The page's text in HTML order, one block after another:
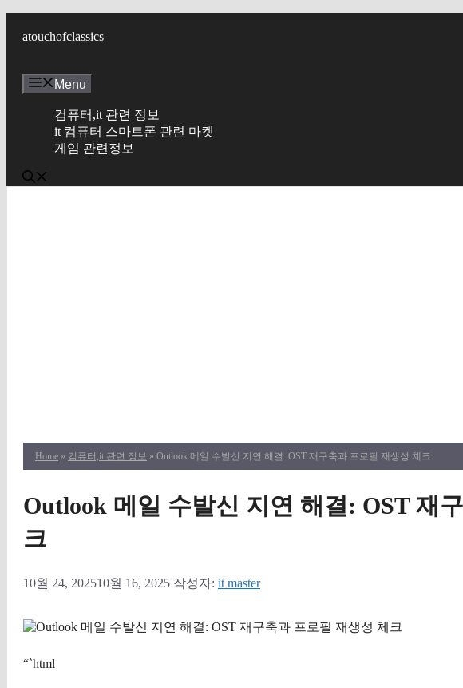
atouchofclassics
Menu
컴퓨터,it 관련 정보
it 컴퓨터 스마트폰 관련 마켓
게임 관련정보
Home » 컴퓨터,it 관련 정보 » Outlook 메일 수발신 지연 해결: OST 재구축과 프로필 재생성 체크
Outlook 메일 수발신 지연 해결: OST 재
크
10월 24, 202510월 16, 2025 작성자: it master
“`html